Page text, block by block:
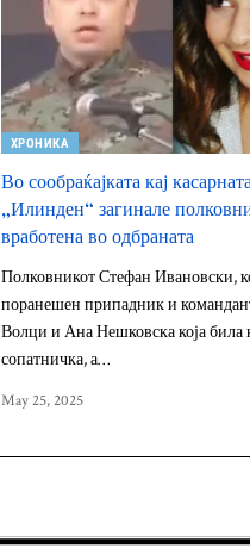
ХРОНИКА
Во сообраќајката кај
„Илинден“ загинале
вработена во одбраната
Полковникот Стефан Ивановски,
поранешен припадник и
Волци и Ана Нешковска која била
сопатничка, а…
May 25, 2025